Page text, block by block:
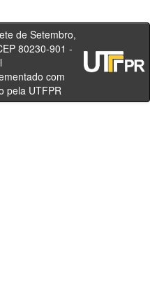
Setembro,
80230-901 -
- Brasil
com
pela UTFPR